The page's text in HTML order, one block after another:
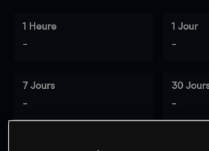
1 Heure
-
1 Jour
-
7 Jours
-
30
-